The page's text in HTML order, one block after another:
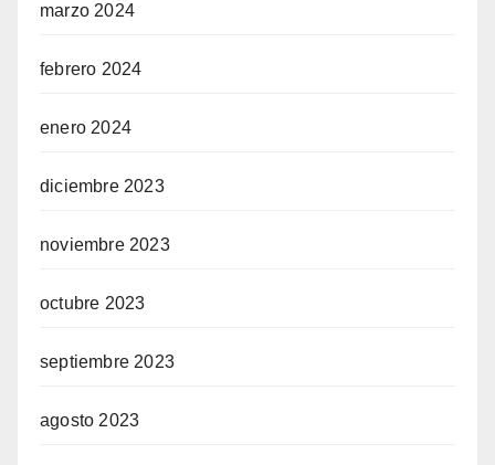
marzo 2024
febrero 2024
enero 2024
diciembre 2023
noviembre 2023
octubre 2023
septiembre 2023
agosto 2023